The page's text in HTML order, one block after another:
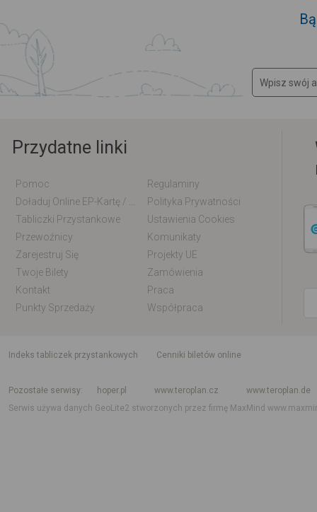
Przydatne linki
Pomoc
Regulaminy
Polityka Prywatności
Tabliczki Przystankowe
Ustawienia Cookies
Przewoźnicy
Komunikaty
Zarejestruj Się
Projekty UE
Twoje Bilety
Zamówienia
Kontakt
Praca
Punkty Sprzedaży
Współpraca
indeks tabliczek przystankowych
Cenniki biletów online
Pozostałe serwisy
hoper.pl www.teroplan.cz
www.teroplan.de
Serwis używa danych GeoLite2 stworzonych przez firmę MaxMind